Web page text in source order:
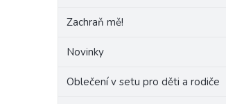
Zachraň mě!
Novinky
Oblečení v setu pro děti a rodiče